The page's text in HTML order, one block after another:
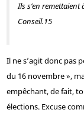
Ils s’en
Conseil.15
Il ne s’agit donc pas
du 16 novembre »,
empêchant, de fait,
élections. Excuse